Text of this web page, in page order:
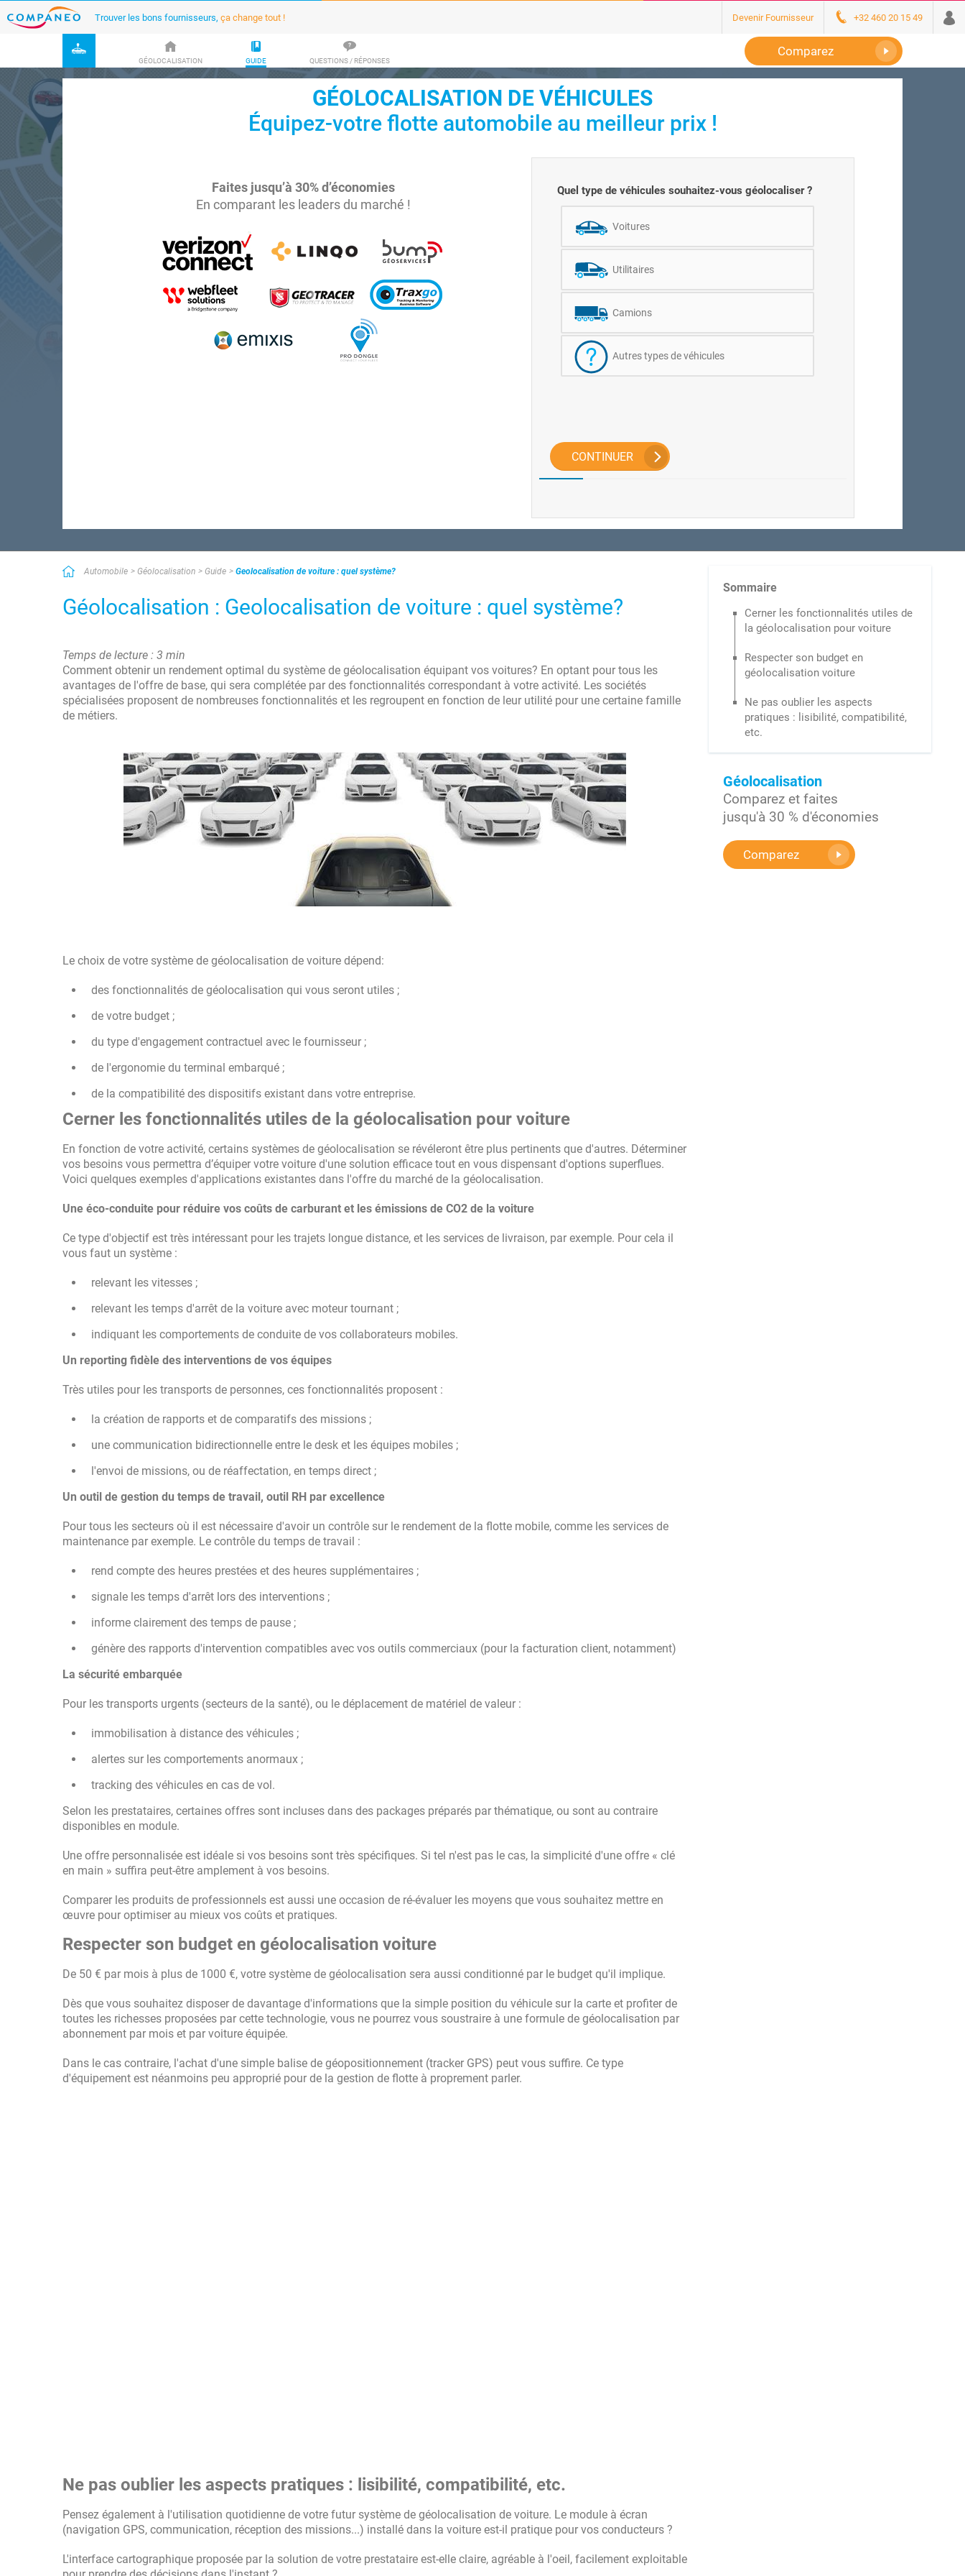
Trouver les bons fournisseurs, ça change tout ! Devenir Fournisseur +32 460 20 15 49
GÉOLOCALISATION GUIDE QUESTIONS / RÉPONSES
Comparez
GÉOLOCALISATION DE VÉHICULES
Équipez-votre flotte automobile au meilleur prix !
Faites jusqu’à 30% d’économies
En comparant les leaders du marché !
Quel type de véhicules souhaitez-vous géolocaliser ?
Voitures
Utilitaires
Camions
Autres types de véhicules
CONTINUER
Automobile Géolocalisation Guide Geolocalisation de voiture : quel système?
Géolocalisation : Geolocalisation de voiture : quel système?
Temps de lecture : 3 min
Comment obtenir un rendement optimal du système de géolocalisation équipant vos voitures? En optant pour tous les
avantages de l'offre de base, qui sera complétée par des fonctionnalités correspondant à votre activité. Les sociétés
spécialisées proposent de nombreuses fonctionnalités et les regroupent en fonction de leur utilité pour une certaine famille
de métiers.
Le choix de votre système de géolocalisation de voiture dépend:
des fonctionnalités de géolocalisation qui vous seront utiles ;
de votre budget ;
du type d'engagement contractuel avec le fournisseur ;
de l'ergonomie du terminal embarqué ;
de la compatibilité des dispositifs existant dans votre entreprise.
Cerner les fonctionnalités utiles de la géolocalisation pour voiture
En fonction de votre activité, certains systèmes de géolocalisation se révéleront être plus pertinents que d'autres. Déterminer
vos besoins vous permettra d’équiper votre voiture d'une solution efficace tout en vous dispensant d'options superflues.
Voici quelques exemples d'applications existantes dans l'offre du marché de la géolocalisation.
Une éco-conduite pour réduire vos coûts de carburant et les émissions de CO2 de la voiture
Ce type d'objectif est très intéressant pour les trajets longue distance, et les services de livraison, par exemple. Pour cela il
vous faut un système :
relevant les vitesses ;
relevant les temps d'arrêt de la voiture avec moteur tournant ;
indiquant les comportements de conduite de vos collaborateurs mobiles.
Un reporting fidèle des interventions de vos équipes
Très utiles pour les transports de personnes, ces fonctionnalités proposent :
la création de rapports et de comparatifs des missions ;
une communication bidirectionnelle entre le desk et les équipes mobiles ;
l'envoi de missions, ou de réaffectation, en temps direct ;
Un outil de gestion du temps de travail, outil RH par excellence
Pour tous les secteurs où il est nécessaire d'avoir un contrôle sur le rendement de la flotte mobile, comme les services de
maintenance par exemple. Le contrôle du temps de travail :
rend compte des heures prestées et des heures supplémentaires ;
signale les temps d'arrêt lors des interventions ;
informe clairement des temps de pause ;
génère des rapports d'intervention compatibles avec vos outils commerciaux (pour la facturation client, notamment)
La sécurité embarquée
Pour les transports urgents (secteurs de la santé), ou le déplacement de matériel de valeur :
immobilisation à distance des véhicules ;
alertes sur les comportements anormaux ;
tracking des véhicules en cas de vol.
Selon les prestataires, certaines offres sont incluses dans des packages préparés par thématique, ou sont au contraire
disponibles en module.
Une offre personnalisée est idéale si vos besoins sont très spécifiques. Si tel n'est pas le cas, la simplicité d'une offre « clé
en main » suffira peut-être amplement à vos besoins.
Comparer les produits de professionnels est aussi une occasion de ré-évaluer les moyens que vous souhaitez mettre en
œuvre pour optimiser au mieux vos coûts et pratiques.
Respecter son budget en géolocalisation voiture
De 50 € par mois à plus de 1000 €, votre système de géolocalisation sera aussi conditionné par le budget qu'il implique.
Dès que vous souhaitez disposer de davantage d'informations que la simple position du véhicule sur la carte et profiter de
toutes les richesses proposées par cette technologie, vous ne pourrez vous soustraire à une formule de géolocalisation par
abonnement par mois et par voiture équipée.
Dans le cas contraire, l'achat d'une simple balise de géopositionnement (tracker GPS) peut vous suffire. Ce type
d'équipement est néanmoins peu approprié pour de la gestion de flotte à proprement parler.
Ne pas oublier les aspects pratiques : lisibilité, compatibilité, etc.
Pensez également à l'utilisation quotidienne de votre futur système de géolocalisation de voiture. Le module à écran
(navigation GPS, communication, réception des missions...) installé dans la voiture est-il pratique pour vos conducteurs ?
L'interface cartographique proposée par la solution de votre prestataire est-elle claire, agréable à l'oeil, facilement exploitable
Sommaire
Cerner les fonctionnalités utiles de
la géolocalisation pour voiture
Respecter son budget en
géolocalisation voiture
Ne pas oublier les aspects
pratiques : lisibilité, compatibilité,
etc.
Géolocalisation
Comparez et faites
jusqu'à 30 % d'économies
Comparez